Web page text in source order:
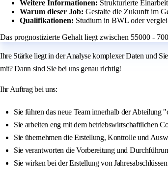
Weitere Informationen: Strukturierte
Warum dieser Job: Gestalte die Zukunft im
Qualifikationen: Studium in BWL oder
Das prognostizierte Gehalt liegt zwischen 55000 -
Ihre Stärke liegt in der Analyse komplexer Daten und
mit? Dann sind Sie bei uns genau richtig!
Ihr Auftrag bei uns:
Sie führen das neue Team innerhalb der Abteilung
Sie arbeiten eng mit dem betriebswirtschaftlichen
Sie übernehmen die Erstellung, Kontrolle und
Sie verantworten die Vorbereitung und
Sie wirken bei der Erstellung von